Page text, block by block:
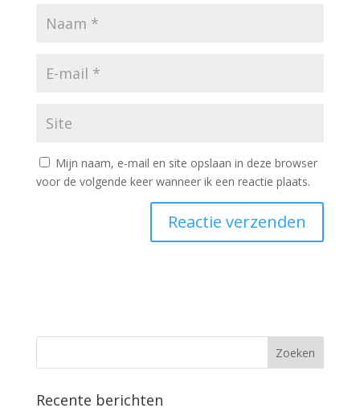
Mijn naam, e-mail en site opslaan in deze browser
voor de volgende keer wanneer ik een reactie plaats.
Recente berichten